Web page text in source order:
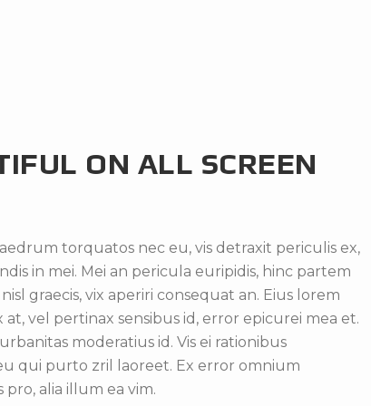
ON ALL SCREEN
torquatos nec eu, vis detraxit periculis ex,
in mei. Mei an pericula euripidis, hinc partem
nisl graecis, vix aperiri consequat an. Eius lorem
vel pertinax sensibus id, error epicurei mea et.
moderatius id. Vis ei rationibus
qui purto zril laoreet. Ex error omnium
alia illum ea vim.